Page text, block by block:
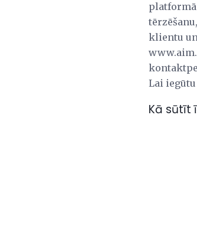
klientu
Lai
Kā sūtīt